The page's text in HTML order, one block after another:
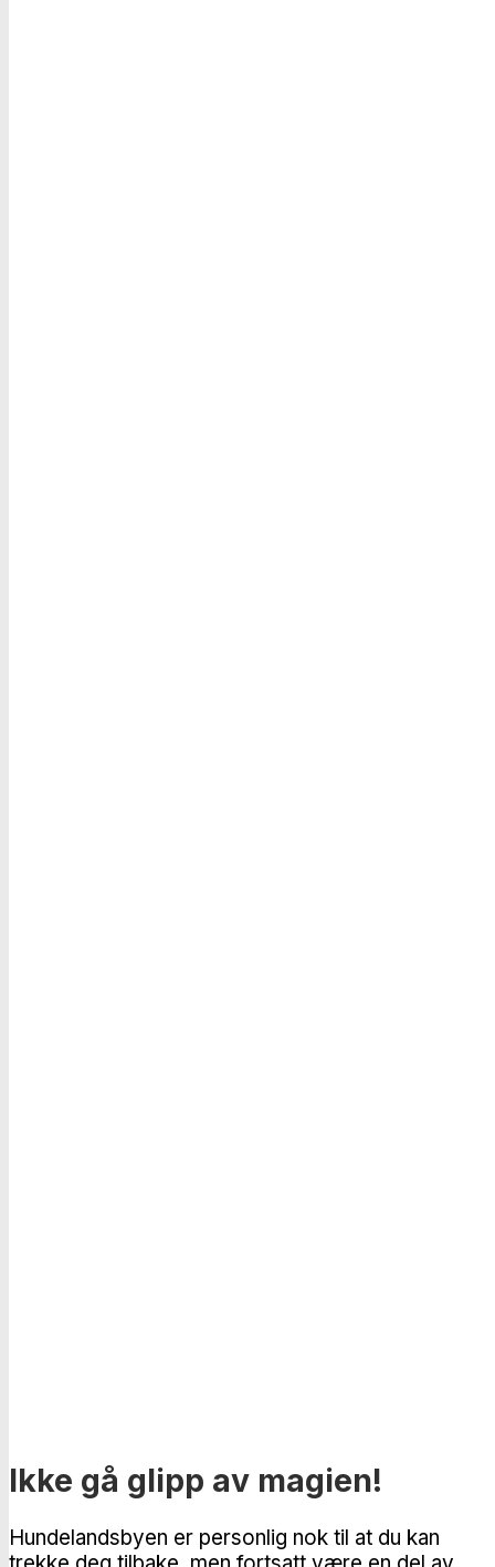
Ikke gå glipp av magien!
Hundelandsbyen er personlig nok til at du kan